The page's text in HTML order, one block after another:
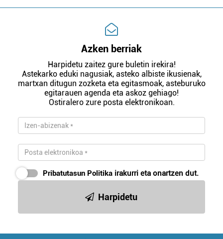
Azken berriak
Harpidetu zaitez gure buletin irekira!
Astekarko eduki nagusiak, asteko albiste ikusienak,
martxan ditugun zozketa eta egitasmoak, asteburuko
egitarauen agenda eta askoz gehiago!
Ostiralero zure posta elektronikoan.
Pribatutasun Politika irakurri eta onartzen dut.
Harpidetu